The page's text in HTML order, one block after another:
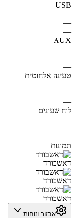
USB
—
—
—
AUX
—
—
—
טעינה אלחוטית
—
—
—
לוח שעונים
—
—
—
תמונות
דאשבורד
דאשבורד
דאשבורד
אבזור ונוחות